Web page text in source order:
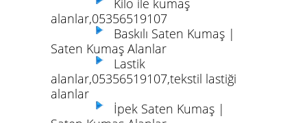
Kilo ile kumaş
alanlar,05356519107
Baskılı Saten Kumaş |
Saten Kumaş Alanlar
Lastik
alanlar,05356519107,tekstil lastiği
alanlar
İpek Saten Kumaş |